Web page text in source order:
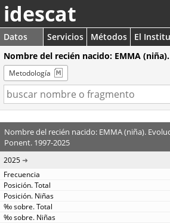
idescat
Datos Servicios Métodos
El
Nombre del recién nacido: EMMA
Metodología
Nombre del recién nacido: EMMA (niña).
Ponent. 1997-2025
2025